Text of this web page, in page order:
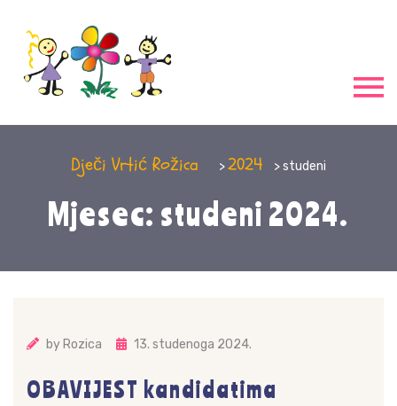
Dječi Vrtić Rožica >2024 > studeni
Mjesec: studeni 2024.
by Rozica 13. studenoga 2024.
OBAVIJEST kandidatima